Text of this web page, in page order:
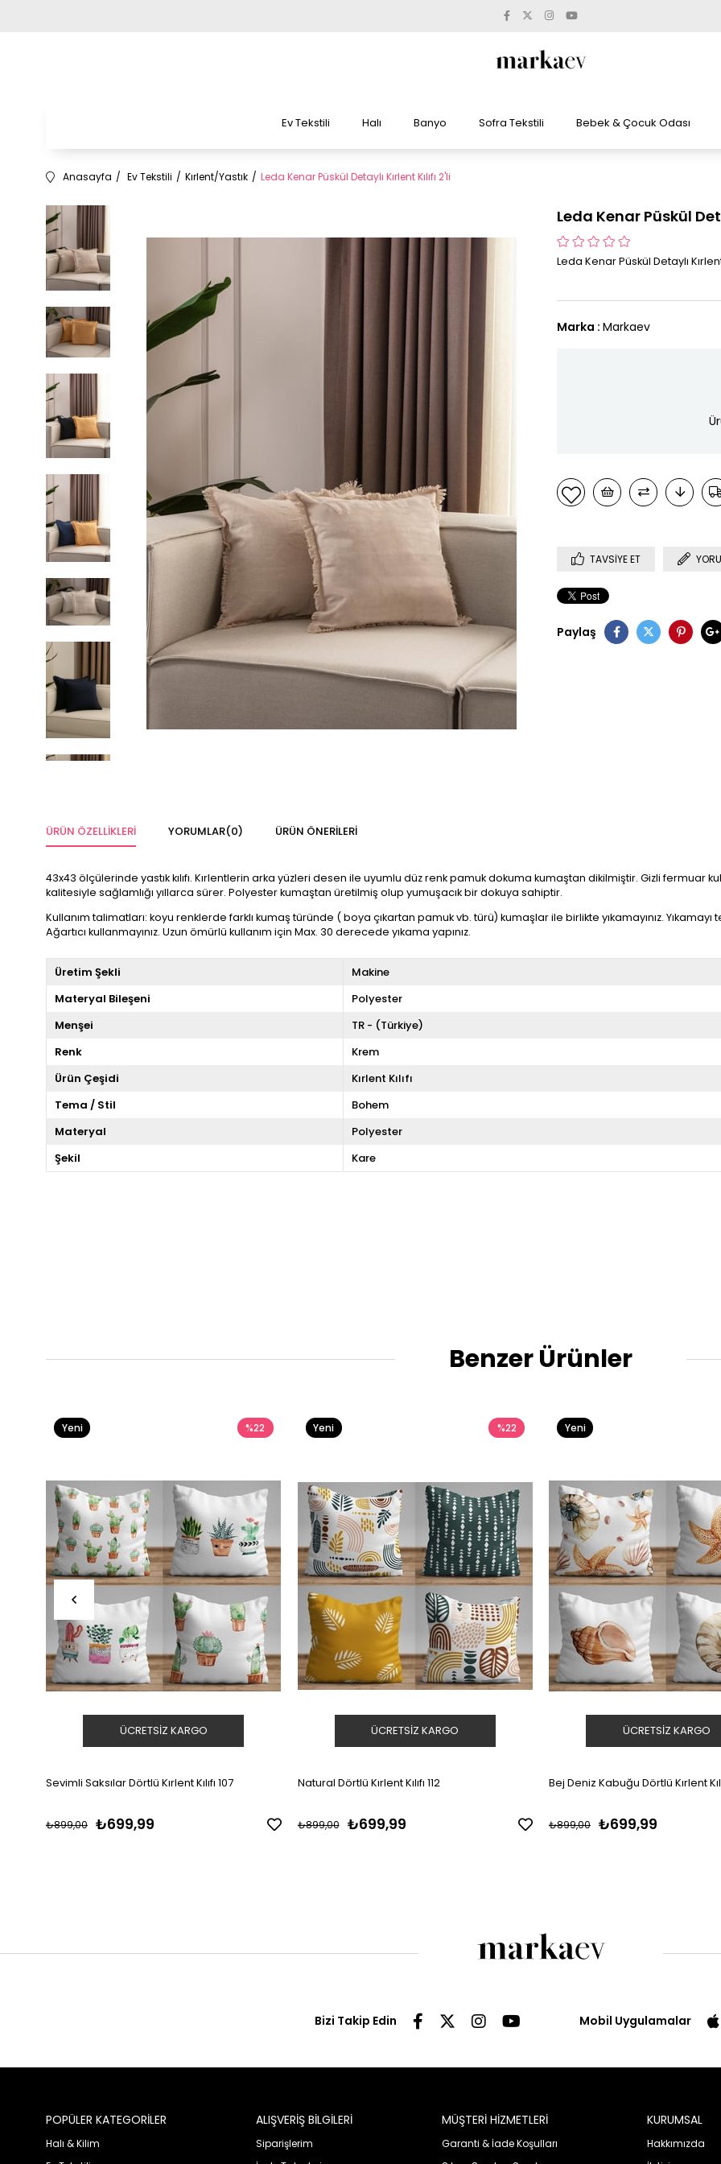
Ev Tekstili Halı Banyo Sofra Tekstili Bebek & Çocuk Odası
Anasayfa Ev Tekstili Kırlent/Yastık Leda Kenar Püskül Detaylı Kırlent Kılıfı 2'li
Leda Kenar Püskül
Leda Kenar Püskül Detaylı Kırlent
Marka : Markaev
TAVSIYE ET
Paylaş
ÜRÜN ÖZELLIKLERI YORUMLAR(0) ÜRÜN ÖNERILERI
43x43 ölçülerinde yastık kılıfı. Kırlentlerin arka yüzleri desen ile uyumlu düz renk pamuk dokuma kumaştan dikilmiştir. Gizli fermuar
kalitesiyle sağlamlığı yıllarca sürer. Polyester kumaştan üretilmiş olup yumuşacık bir dokuya sahiptir.
Kullanım talimatları: koyu renklerde farklı kumaş türünde ( boya çıkartan pamuk vb. türü) kumaşlar ile birlikte yıkamayınız. Yıkamayı
Ağartıcı kullanmayınız. Uzun ömürlü kullanım için Max. 30 derecede yıkama yapınız.
Üretim Şekli
Makine
Materyal Bileşeni
Polyester
Menşei
TR - (Türkiye)
Renk
Krem
Ürün Çeşidi
Kırlent Kılıfı
Tema / Stil
Bohem
Materyal
Polyester
Şekil
Kare
Benzer Ürünler
Sevimli Saksılar Dörtlü Kırlent Kılıfı 107
₺699,99
₺899,00
%22
ÜCRETSIZ KARGO
Yeni
Natural Dörtlü Kırlent Kılıfı 112
₺699,99
₺899,00
%22
ÜCRETSIZ KARGO
Yeni
Bej Deniz Kabuğu Dörtlü Kırlent
₺699,99
₺899,00
ÜCRETSIZ KARGO
Yeni
Bizi Takip Edin Mobil Uygulamalar
POPÜLER KATEGORİLER
Halı & Kilim
ALIŞVERİŞ BİLGİLERİ
Siparişlerim
MÜŞTERİ HİZMETLERİ
Garanti & İade Koşulları
KURUMSAL
Hakkımızda